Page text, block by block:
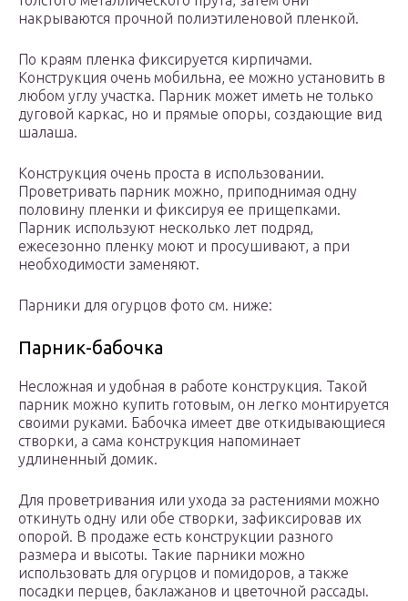
накрываются прочной полиэтиленовой пленкой.
По краям пленка фиксируется кирпичами.
Конструкция очень мобильна, ее можно установить в
любом углу участка. Парник может иметь не только
дуговой каркас, но и прямые опоры, создающие вид
шалаша.
Конструкция очень проста в использовании.
Проветривать парник можно, приподнимая одну
половину пленки и фиксируя ее прищепками.
Парник используют несколько лет подряд,
ежесезонно пленку моют и просушивают, а при
необходимости заменяют.
Парники для огурцов фото см. ниже:
Парник-бабочка
Несложная и удобная в работе конструкция. Такой
парник можно купить готовым, он легко монтируется
своими руками. Бабочка имеет две откидывающиеся
створки, а сама конструкция напоминает
удлиненный домик.
Для проветривания или ухода за растениями можно
откинуть одну или обе створки, зафиксировав их
опорой. В продаже есть конструкции разного
размера и высоты. Такие парники можно
использовать для огурцов и помидоров, а также
посадки перцев, баклажанов и цветочной рассады.